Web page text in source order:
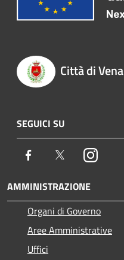
Città di
SEGUICI SU
Facebook Twitter
AMMINISTRAZIONE
Organi di Governo
Aree Amministrative
Uffici